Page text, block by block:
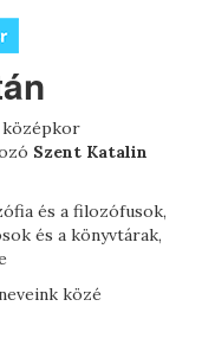
középkor
Szent Katalin
és a filozófusok,
és a könyvtárak,
közé